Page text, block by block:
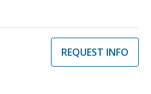
REQUEST INFO